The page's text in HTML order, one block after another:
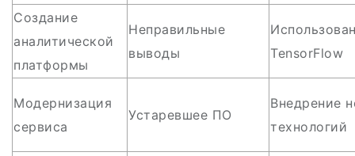
Создание
аналитической
платформы
Неправильные
выводы
TensorFlow
Модернизация
сервиса
Устаревшее ПО
Внедрение
технологий